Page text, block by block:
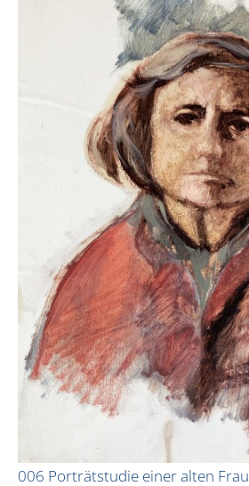
006 Porträtstudie einer alten Frau